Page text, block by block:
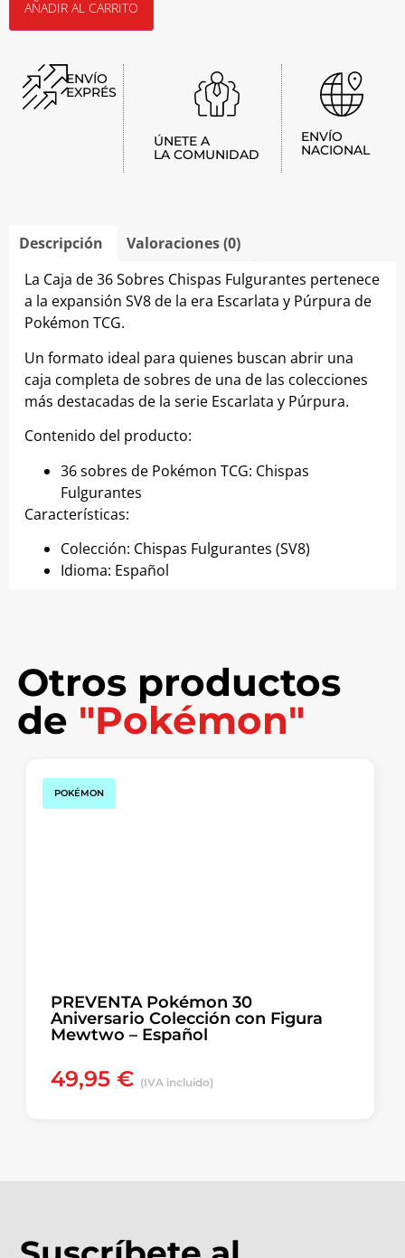
AÑADIR AL CARRITO
ENVÍO
EXPRÉS
ÚNETE A
LA COMUNIDAD
ENVÍO
NACIONAL
Descripción
Valoraciones (0)
La Caja de 36 Sobres Chispas Fulgurantes pertenece
a la expansión SV8 de la era Escarlata y Púrpura de
Pokémon TCG.
Un formato ideal para quienes buscan abrir una
caja completa de sobres de una de las colecciones
más destacadas de la serie Escarlata y Púrpura.
Contenido del producto:
36 sobres de Pokémon TCG: Chispas
Fulgurantes
Características:
Colección: Chispas Fulgurantes (SV8)
Idioma: Español
Otros productos
de "Pokémon"
POKÉMON
PREVENTA Pokémon 30
Aniversario Colección con Figura
Mewtwo – Español
49,95 € (IVA incluido)